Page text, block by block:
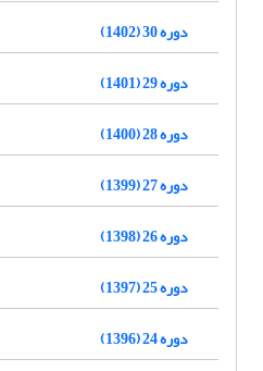
دوره 30 (1402)
دوره 29 (1401)
دوره 28 (1400)
دوره 27 (1399)
دوره 26 (1398)
دوره 25 (1397)
دوره 24 (1396)